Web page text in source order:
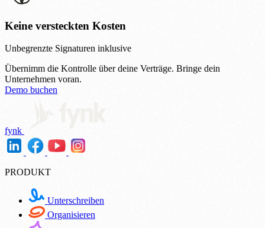
Keine versteckten Kosten
Unbegrenzte Signaturen inklusive
Übernimm die Kontrolle über deine Verträge. Bringe dein
Unternehmen voran.
Demo buchen
fynk
PRODUKT
Unterschreiben
Organisieren